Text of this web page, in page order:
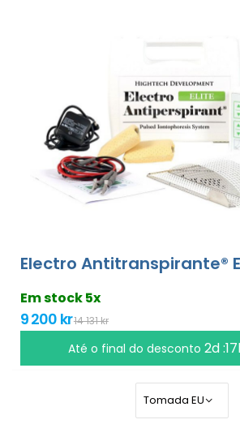
Electro Antitranspirante®
Em stock 5x
9 200 kr14 131 kr
Até o final do desconto 2d